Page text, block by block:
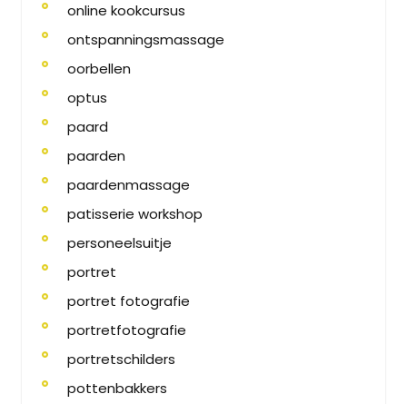
online kookcursus
ontspanningsmassage
oorbellen
optus
paard
paarden
paardenmassage
patisserie workshop
personeelsuitje
portret
portret fotografie
portretfotografie
portretschilders
pottenbakkers